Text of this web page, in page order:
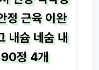
정 근육 이완
내슘 네숨 내
90정 4개